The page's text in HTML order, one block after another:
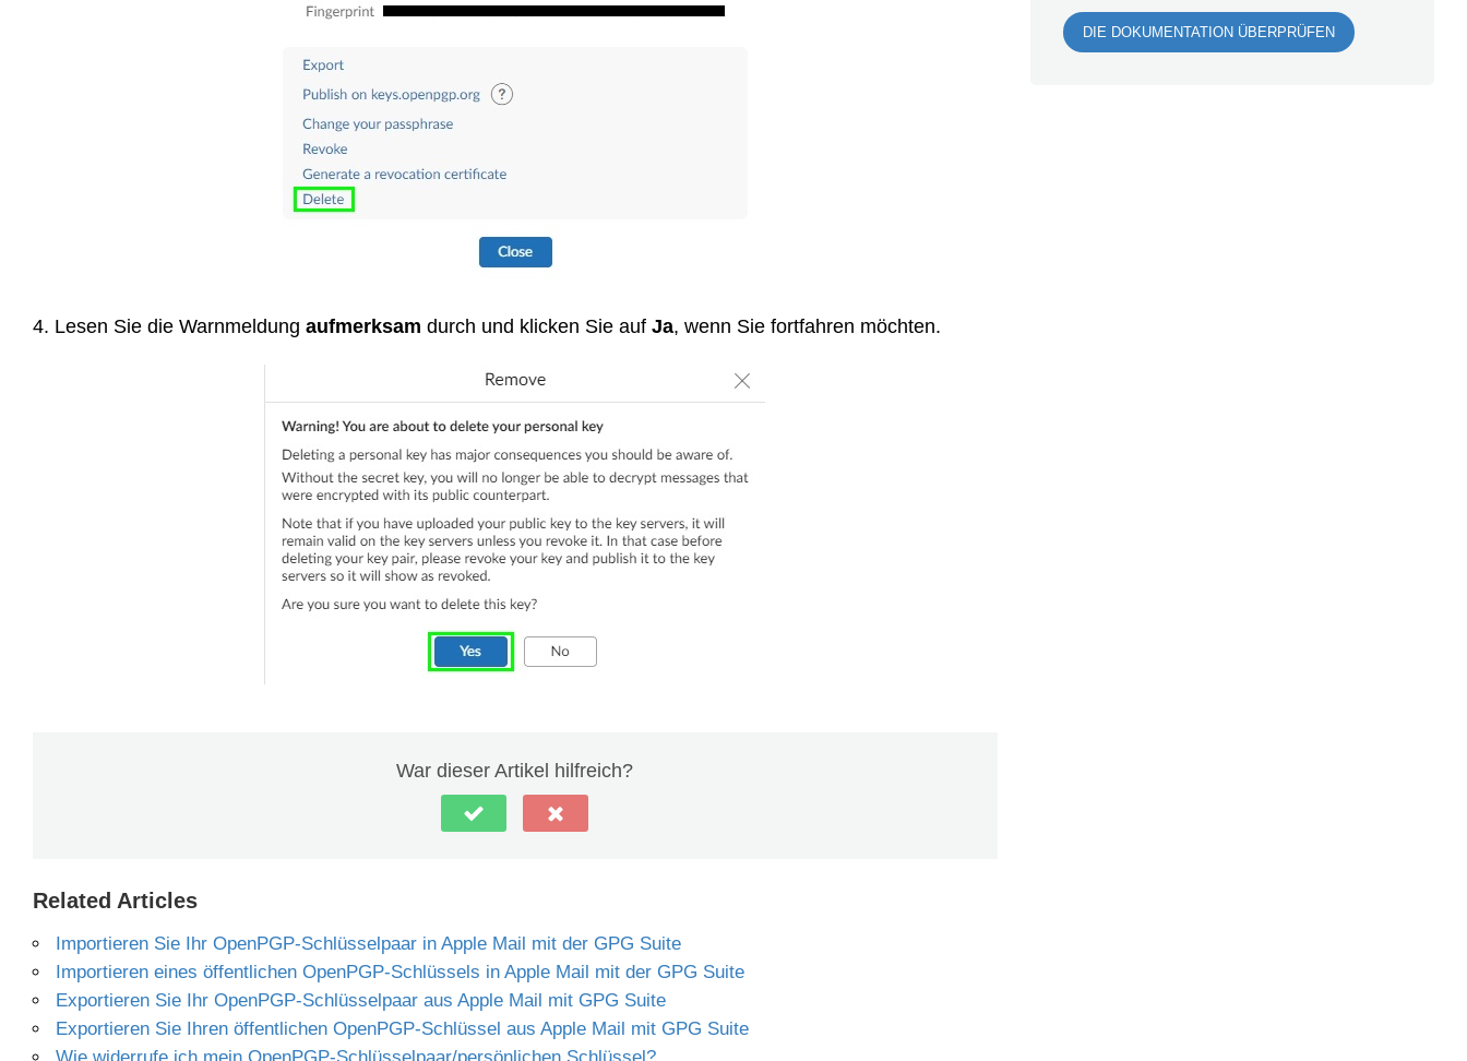
4. Lesen Sie die Warnmeldung aufmerksam durch und klicken Sie auf Ja, wenn Sie fortfahren möchten.
War dieser Artikel hilfreich?
Related Articles
Importieren Sie Ihr OpenPGP-Schlüsselpaar in Apple Mail mit der GPG Suite
Importieren eines öffentlichen OpenPGP-Schlüssels in Apple Mail mit der GPG Suite
Exportieren Sie Ihr OpenPGP-Schlüsselpaar aus Apple Mail mit GPG Suite
Exportieren Sie Ihren öffentlichen OpenPGP-Schlüssel aus Apple Mail mit GPG Suite
Wie widerrufe ich mein OpenPGP-Schlüsselpaar/persönlichen Schlüssel?
DIE DOKUMENTATION ÜBERPRÜFEN